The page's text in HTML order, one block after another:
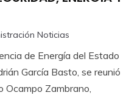
Noticias
de Energía del Estado
García Basto, se reunió
Ocampo Zambrano,